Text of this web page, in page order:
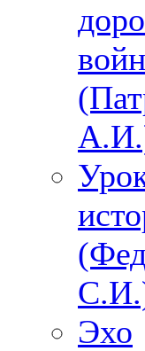
Эхо